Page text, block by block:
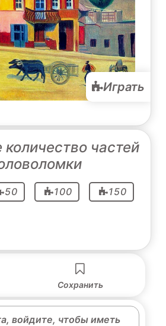
Играть
частей
50 100 150
Сохранить
войдите, чтобы иметь